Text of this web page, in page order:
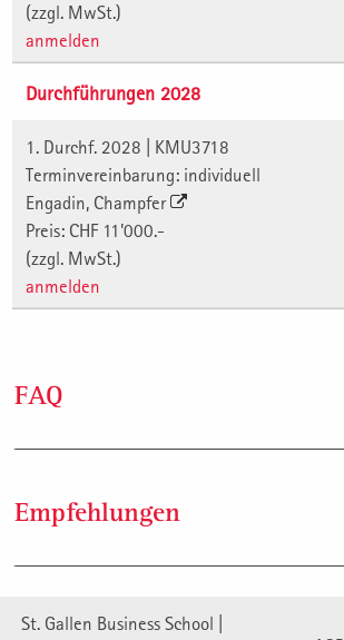
(zzgl. MwSt.)
anmelden
Durchführungen 2028
1. Durchf. 2028 | KMU3718
Terminvereinbarung: individuell
Engadin, Champfer
Preis: CHF 11'000.-
(zzgl. MwSt.)
anmelden
FAQ
Warum ist der Generationenwechsel oft
konfliktgeladen?
unausgesprochen bleiben.
Empfehlungen
revolutioniert
St. Gallen Business School |